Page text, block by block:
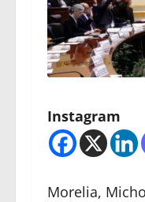
Instagram
Morelia,